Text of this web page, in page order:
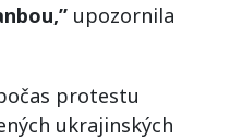
upozornila
protestu
ukrajinských